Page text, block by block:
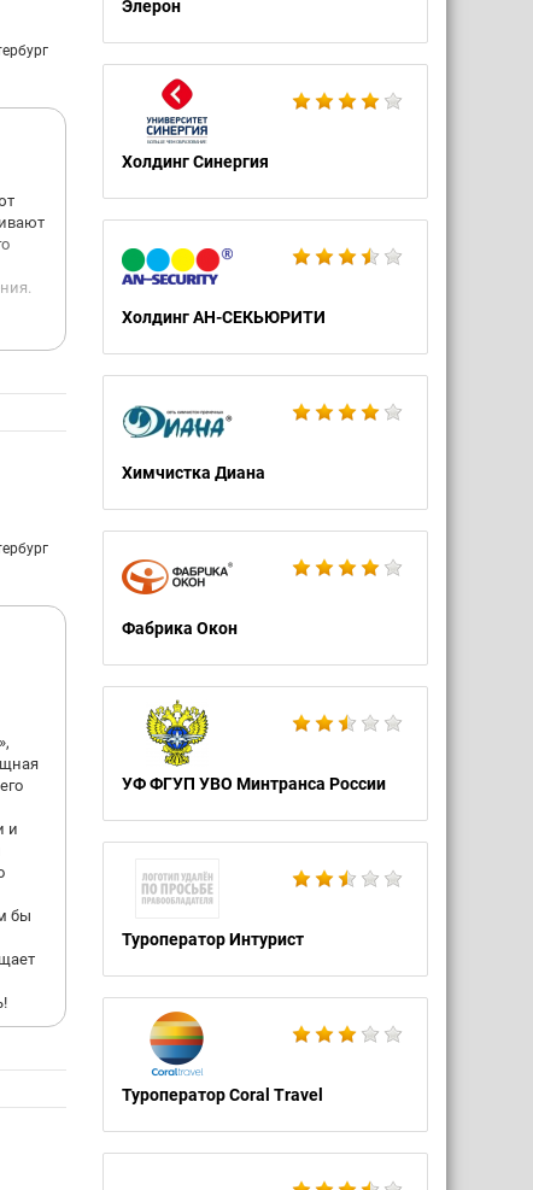
Элерон
Холдинг Синергия
Холдинг АН-СЕКЬЮРИТИ
Химчистка Диана
Фабрика Окон
УФ ФГУП УВО Минтранса России
Туроператор Интурист
Туроператор Coral Travel
и
бы